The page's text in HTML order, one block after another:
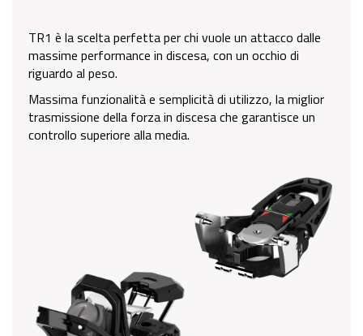
TR1 è la scelta perfetta per chi vuole un attacco dalle
massime performance in discesa, con un occhio di
riguardo al peso.
Massima funzionalità e semplicità di utilizzo, la miglior
trasmissione della forza in discesa che garantisce un
controllo superiore alla media.